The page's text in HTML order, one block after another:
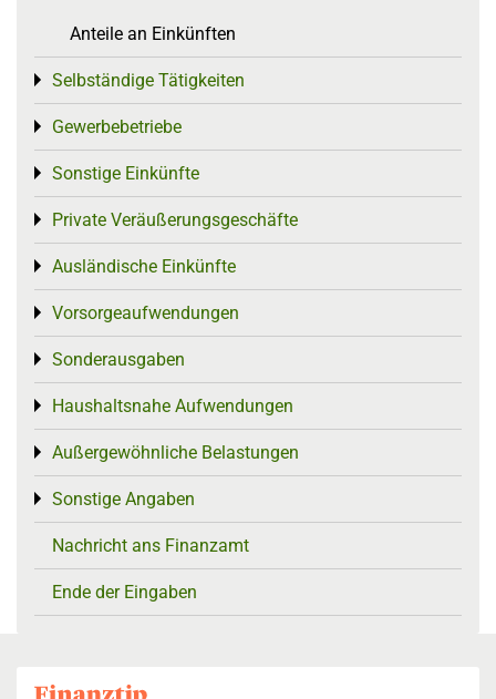
Anteile an Einkünften
Selbständige Tätigkeiten
Toggle menu
Gewerbebetriebe
Toggle menu
Sonstige Einkünfte
Toggle menu
Private Veräußerungsgeschäfte
Toggle menu
Ausländische Einkünfte
Toggle menu
Vorsorgeaufwendungen
Toggle menu
Sonderausgaben
Toggle menu
Haushaltsnahe Aufwendungen
Toggle menu
Außergewöhnliche Belastungen
Toggle menu
Sonstige Angaben
Toggle menu
Nachricht ans Finanzamt
Ende der Eingaben